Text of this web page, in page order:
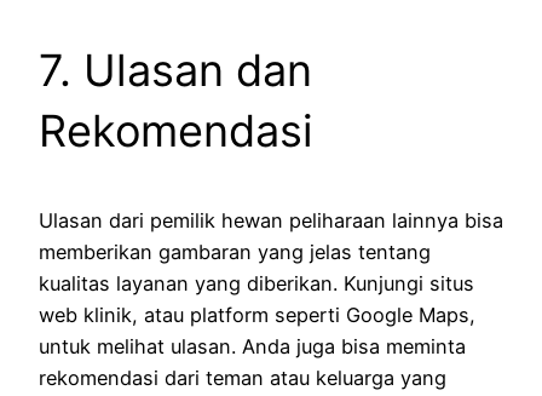
7. Ulasan dan
Rekomendasi
Ulasan dari pemilik hewan peliharaan lainnya bisa
memberikan gambaran yang jelas tentang
kualitas layanan yang diberikan. Kunjungi situs
web klinik, atau platform seperti Google Maps,
untuk melihat ulasan. Anda juga bisa meminta
rekomendasi dari teman atau keluarga yang